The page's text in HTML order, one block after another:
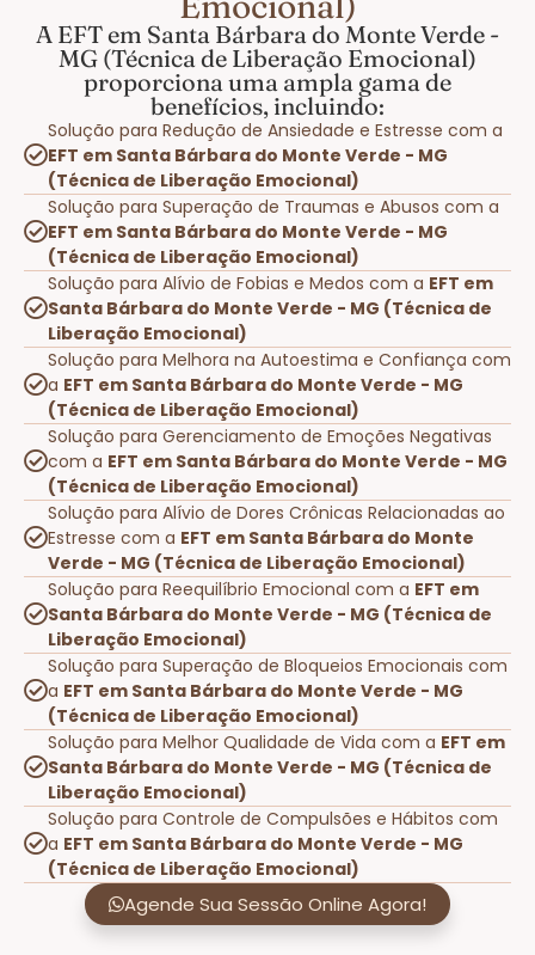
A EFT em Santa Bárbara do Monte Verde -
MG (Técnica de Liberação Emocional)
proporciona uma ampla gama de
benefícios, incluindo:
Solução para Redução de Ansiedade e Estresse com a
EFT em Santa Bárbara do Monte Verde - MG
(Técnica de Liberação Emocional)
Solução para Superação de Traumas e Abusos com a
EFT em Santa Bárbara do Monte Verde - MG
(Técnica de Liberação Emocional)
Solução para Alívio de Fobias e Medos com a EFT em
Santa Bárbara do Monte Verde - MG (Técnica de
Liberação Emocional)
Solução para Melhora na Autoestima e Confiança com
a EFT em Santa Bárbara do Monte Verde - MG
(Técnica de Liberação Emocional)
Solução para Gerenciamento de Emoções Negativas
com a EFT em Santa Bárbara do Monte Verde - MG
(Técnica de Liberação Emocional)
Solução para Alívio de Dores Crônicas Relacionadas ao
Estresse com a EFT em Santa Bárbara do Monte
Verde - MG (Técnica de Liberação Emocional)
Solução para Reequilíbrio Emocional com a EFT em
Santa Bárbara do Monte Verde - MG (Técnica de
Liberação Emocional)
Solução para Superação de Bloqueios Emocionais com
a EFT em Santa Bárbara do Monte Verde - MG
(Técnica de Liberação Emocional)
Solução para Melhor Qualidade de Vida com a EFT em
Santa Bárbara do Monte Verde - MG (Técnica de
Liberação Emocional)
Solução para Controle de Compulsões e Hábitos com
a EFT em Santa Bárbara do Monte Verde - MG
(Técnica de Liberação Emocional)
Agende Sua Sessão Online Agora!